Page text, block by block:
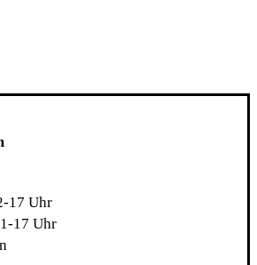
17 Uhr
17 Uhr